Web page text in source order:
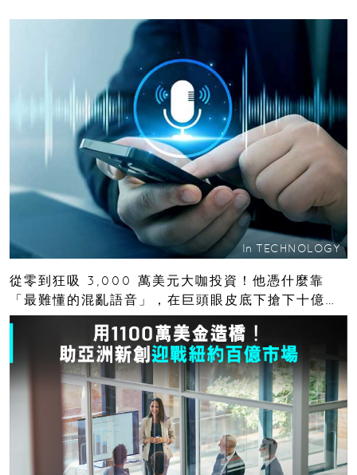
In TECHNOLOGY
從零到狂吸 3,000 萬美元大咖投資！他憑什麼靠
「最難懂的混亂語音」，在巨頭眼皮底下搶下十億人
市場？